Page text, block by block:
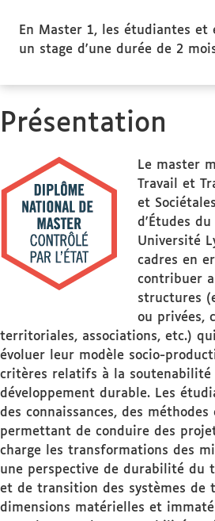
En Master 1, les étudiantes
un stage d'une durée de 2
Présentation
Le master
Travail et
et
d'Études
Université
cadres en
contribuer
structures
ou privées,
territoriales, associations, etc.)
évoluer leur modèle socio-
critères relatifs à la
développement durable. Les
des connaissances, des
permettant de conduire des
charge les transformations des
une perspective de durabilité du
et de transition des systèmes de
dimensions matérielles et